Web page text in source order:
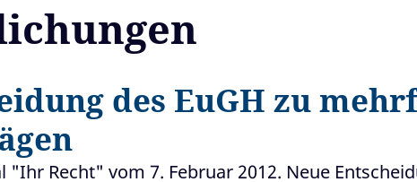
des EuGH zu
"Ihr Recht" vom 7. Februar 2012. Neue